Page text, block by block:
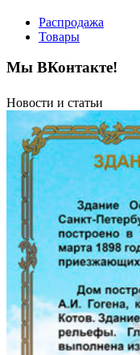
Распродажа
Товары
Мы ВКонтакте!
Новости и статьи